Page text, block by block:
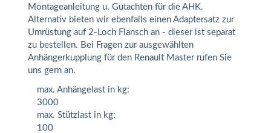
Montageanleitung u. Gutachten für die AHK.
Alternativ bieten wir ebenfalls einen Adaptersatz zur
Umrüstung auf 2-Loch Flansch an - dieser ist separat
zu bestellen. Bei Fragen zur ausgewählten
Anhängerkupplung für den Renault Master rufen Sie
uns gern an.
max. Anhängelast in kg:
3000
max. Stützlast in kg:
100